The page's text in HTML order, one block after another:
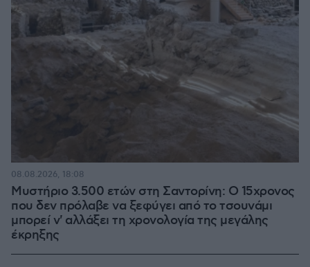
Μυστήριο 3.500 ετών στη Σαντορίνη: Ο 15χρονος
που δεν πρόλαβε να ξεφύγει από το τσουνάμι
μπορεί ν' αλλάξει τη χρονολογία της μεγάλης
έκρηξης
08.08.2026, 18:08